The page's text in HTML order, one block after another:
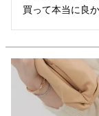
買って本当に良